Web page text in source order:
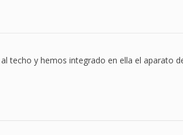
techo y hemos integrado en ella el aparato